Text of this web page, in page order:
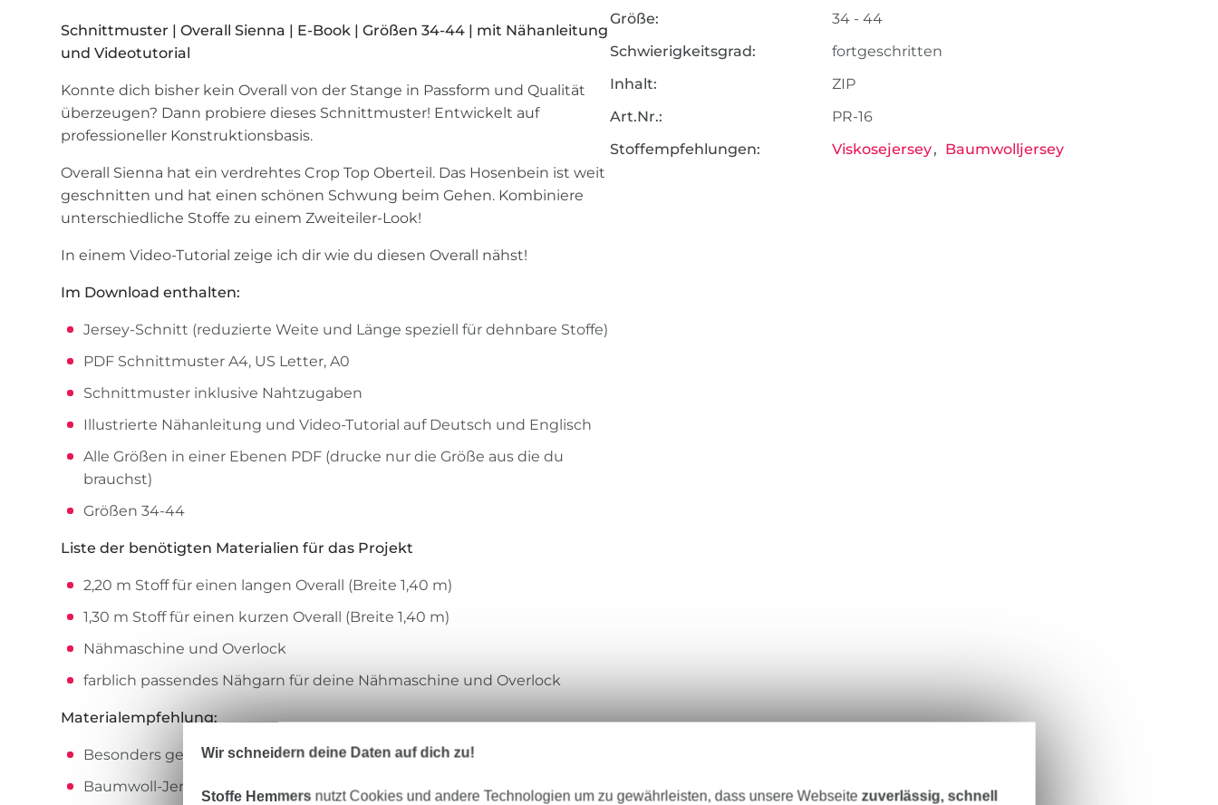
Schnittmuster | Overall Sienna | E-Book | Größen 34-44 | mit Nähanleitung
und Videotutorial
Konnte dich bisher kein Overall von der Stange in Passform und Qualität
überzeugen? Dann probiere dieses Schnittmuster! Entwickelt auf
professioneller Konstruktionsbasis.
Overall Sienna hat ein verdrehtes Crop Top Oberteil. Das Hosenbein ist weit
geschnitten und hat einen schönen Schwung beim Gehen. Kombiniere
unterschiedliche Stoffe zu einem Zweiteiler-Look!
In einem Video-Tutorial zeige ich dir wie du diesen Overall nähst!
Im Download enthalten:
Jersey-Schnitt (reduzierte Weite und Länge speziell für dehnbare Stoffe)
PDF Schnittmuster A4, US Letter, A0
Schnittmuster inklusive Nahtzugaben
Illustrierte Nähanleitung und Video-Tutorial auf Deutsch und Englisch
Alle Größen in einer Ebenen PDF (drucke nur die Größe aus die du
brauchst)
Größen 34-44
Liste der benötigten Materialien für das Projekt
2,20 m Stoff für einen langen Overall (Breite 1,40 m)
1,30 m Stoff für einen kurzen Overall (Breite 1,40 m)
Nähmaschine und Overlock
farblich passendes Nähgarn für deine Nähmaschine und Overlock
Materialempfehlung:
Besonders geeignet für fließenden Viskose-Jersey mit ca. 4% Elastan
Baumwoll-Jersey mit ca. 6% Elastan
Größe:
34 - 44
Schwierigkeitsgrad:
fortgeschritten
Inhalt:
ZIP
Art.Nr.:
PR-16
Stoffempfehlungen:
Viskosejersey Baumwolljersey
Wir schneidern deine Daten auf dich zu!
Stoffe Hemmers nutzt Cookies und andere Technologien um zu gewährleisten, dass unsere Webseitezuverlässig, schnell